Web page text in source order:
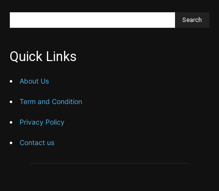
Search
Quick Links
About Us
Term and Condition
Privacy Policy
Contact us